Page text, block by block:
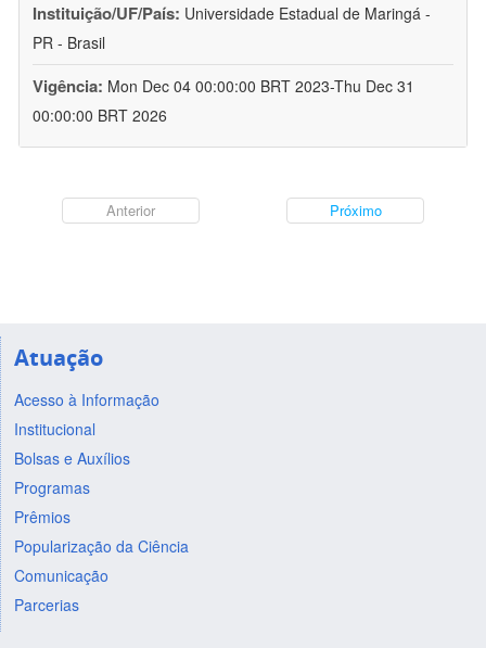
Instituição/UF/País: Universidade Estadual de Maringá -
PR - Brasil
Vigência: Mon Dec 04 00:00:00 BRT 2023-Thu Dec 31
00:00:00 BRT 2026
Anterior Próximo
Atuação
Acesso à Informação
Institucional
Bolsas e Auxílios
Programas
Prêmios
Popularização da Ciência
Comunicação
Parcerias